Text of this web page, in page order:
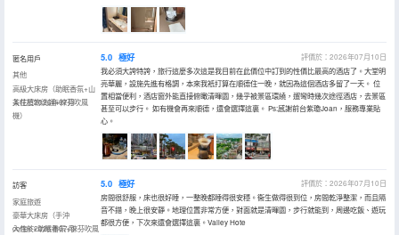
匿名用戶
其他
高級大床房（助眠香氛+山
茶花植物洗護+徠芬吹風
機）
入住於2026年07月
5.0 極好
評價於：2026年07月10日
我必須大誇特誇，旅行這麼多次這是我目前在此價位中訂到的性價比最高的酒店了。大堂明
亮華麗，設施先進有格調，本來我衹打算在順德住一晚，就因為這個酒店多留了一天。 位
置相當便利，酒店窗外能直接俯瞰清暉園，幾乎被景區環繞，遛彎時幾次途徑酒店，去景區
甚至可以步行。 如有機會再來順德，還會選擇這裏。 Ps:感謝前台紫瓊Joan，服務專業貼
心。
訪客
家庭旅遊
豪華大床房（手沖
coffee+助眠香氛+徠芬吹風
入住於2026年07月
5.0 極好
評價於：2026年07月10日
房間很舒服，床也很好睡，一整晚都睡得很安穩。衞生做得很到位，房間乾淨整潔，而且隔
音不錯，晚上很安靜。地理位置非常方便，對面就是清暉園，步行就能到，周邊吃飯、遊玩
都很方便，下次來還會選擇這裏。Valley Hote